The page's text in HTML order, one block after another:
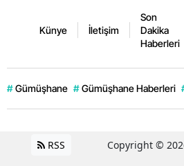
Künye İletişim
Son
Dakika
Haberleri
# Gümüşhane # Gümüşhane Haberleri
RSS Copyright ©